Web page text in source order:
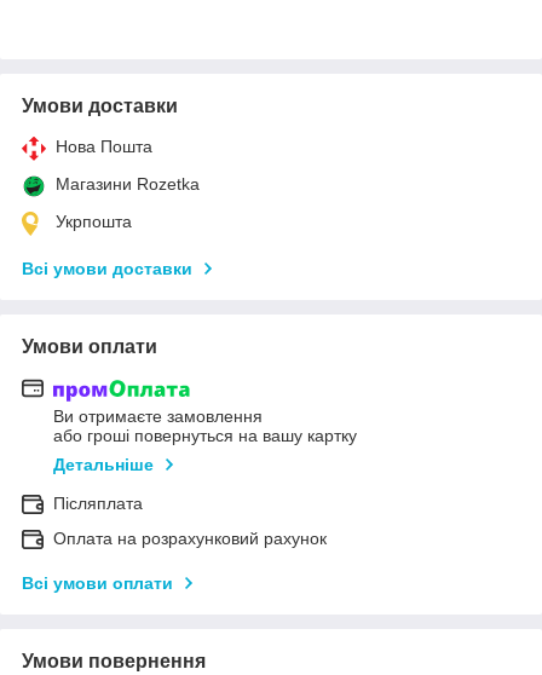
Умови доставки
Нова Пошта
Магазини Rozetka
Укрпошта
Всі умови доставки
Умови оплати
Ви отримаєте замовлення
або гроші повернуться на вашу картку
Детальніше
Післяплата
Оплата на розрахунковий рахунок
Всі умови оплати
Умови повернення